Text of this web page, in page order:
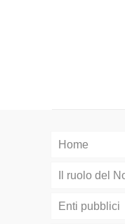
Home
Il ruolo del
Enti pubblici